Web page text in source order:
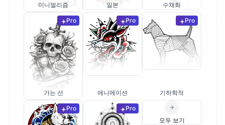
미니멀리즘 일본 수채화
Pro
가는 선
Pro
애니메이션
Pro
기하학적
Pro Pro
모두 보기